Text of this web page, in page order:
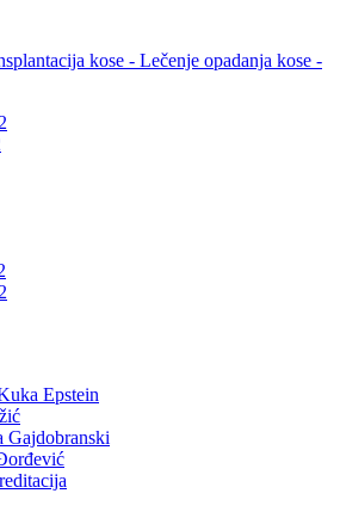
kose - Lečenje opadanja kose -
Epstein
Gajdobranski